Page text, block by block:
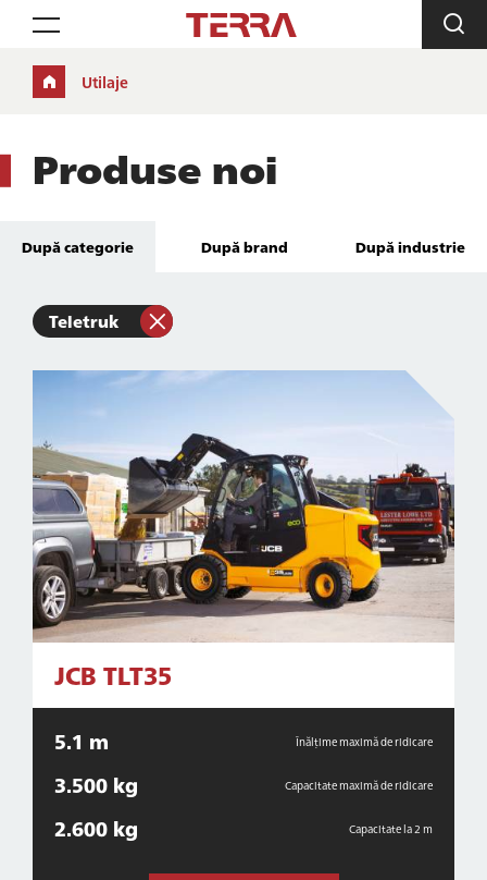
Toggle navigation
Utilaje
Produse noi
După categorie După brand După industrie
Teletruk
JCB TLT35
5.1 m Înălțime maximă de ridicare
3.500 kg Capacitate maximă de ridicare
2.600 kg Capacitate la 2 m